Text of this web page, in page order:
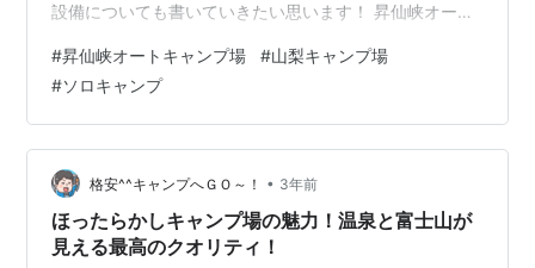
設備についても書いていきたい思います！ 昇仙峡オート
場の場所とエリアマップ、ルールについて 昇仙峡オート
キャンプ場の売店と薪の値段、自動販売機について 昇仙
峡オートキャンプ場レビュー！水場、トイレ、シャワー
室、ゴミ捨てについて 昇仙峡オートキャンプ場のサイト
と設営の様子 キャンプの様子と作ったキャンプ料理の詳
細について まとめ 昇仙峡オートキャ…
#昇仙峡オートキャンプ場 #山梨キャンプ場
#ソロキャンプ
格安^^キャンプへＧＯ～！ • 3年前
ほったらかしキャンプ場の魅力！温泉と富士山が
見える最高のクオリティ！